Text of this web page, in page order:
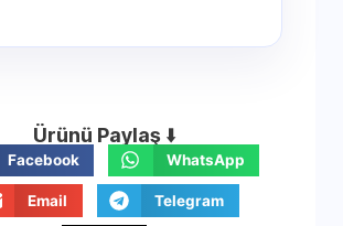
Ürünü Paylaş ⬇️
Facebook WhatsApp
Email Telegram